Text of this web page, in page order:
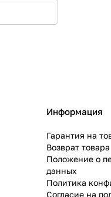
Информация
Гарантия на
Возврат товара
Положение о
данных
Политика
Согласие на